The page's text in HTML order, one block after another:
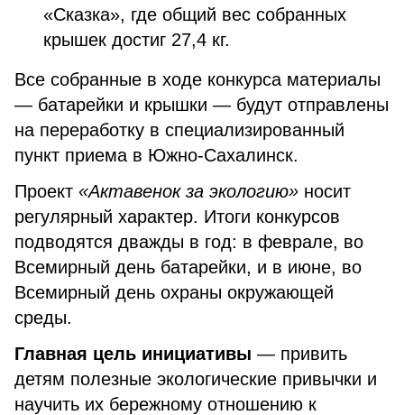
«Сказка», где общий вес собранных
крышек достиг 27,4 кг.
Все собранные в ходе конкурса материалы
— батарейки и крышки — будут отправлены
на переработку в специализированный
пункт приема в Южно-Сахалинск.
Проект «Актавенок за экологию» носит
регулярный характер. Итоги конкурсов
подводятся дважды в год: в феврале, во
Всемирный день батарейки, и в июне, во
Всемирный день охраны окружающей
среды.
Главная цель инициативы — привить
детям полезные экологические привычки и
научить их бережному отношению к